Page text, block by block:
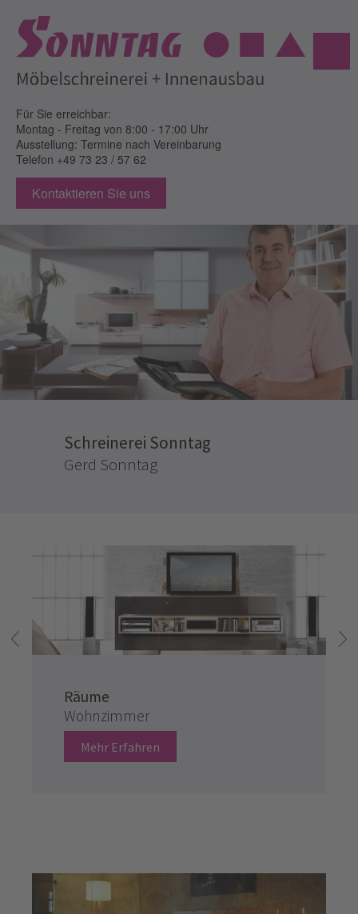
Für Sie erreichbar:
Montag - Freitag von 8:00 - 17:00 Uhr
Ausstellung: Termine nach Vereinbarung
Telefon +49 73 23 / 57 62
Kontaktieren Sie uns
Schreinerei Sonntag
Gerd Sonntag
Räume
Wohnzimmer
Mehr Erfahren